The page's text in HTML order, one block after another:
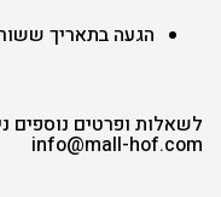
הגעה בתאריך
לשאלות ופרטים נוספים
info@mall-hof.com